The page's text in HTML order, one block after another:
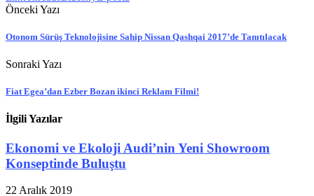
Önceki Yazı
Otonom Sürüş Teknolojisine Sahip Nissan Qashqai 2017’de Tanıtılacak
Sonraki Yazı
Fiat Egea’dan Ezber Bozan ikinci Reklam Filmi!
İlgili Yazılar
Ekonomi ve Ekoloji Audi’nin Yeni Showroom
Konseptinde Buluştu
22 Aralık 2019